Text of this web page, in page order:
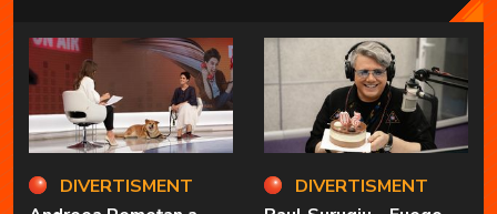
DIVERTISMENT
DIVERTISMENT